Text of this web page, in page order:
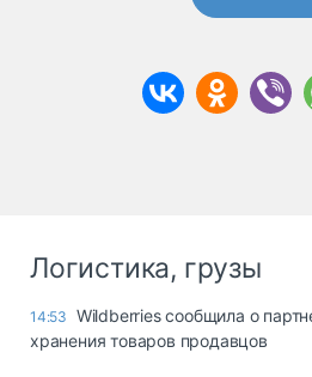
Логистика, грузы
14:53 Wildberries сообщила о
хранения товаров продавцов